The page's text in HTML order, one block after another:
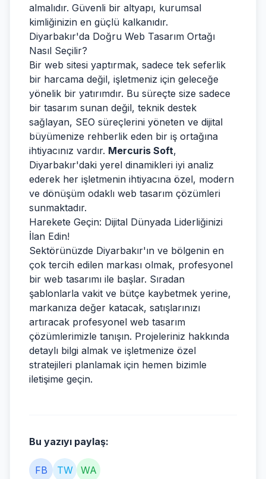
almalıdır. Güvenli bir altyapı, kurumsal
kimliğinizin en güçlü kalkanıdır.
Diyarbakır'da Doğru Web Tasarım Ortağı
Nasıl Seçilir?
Bir web sitesi yaptırmak, sadece tek seferlik
bir harcama değil, işletmeniz için geleceğe
yönelik bir yatırımdır. Bu süreçte size sadece
bir tasarım sunan değil, teknik destek
sağlayan, SEO süreçlerini yöneten ve dijital
büyümenize rehberlik eden bir iş ortağına
ihtiyacınız vardır. Mercuris Soft,
Diyarbakır'daki yerel dinamikleri iyi analiz
ederek her işletmenin ihtiyacına özel, modern
ve dönüşüm odaklı web tasarım çözümleri
sunmaktadır.
Harekete Geçin: Dijital Dünyada Liderliğinizi
İlan Edin!
Sektörünüzde Diyarbakır'ın ve bölgenin en
çok tercih edilen markası olmak, profesyonel
bir web tasarımı ile başlar. Sıradan
şablonlarla vakit ve bütçe kaybetmek yerine,
markanıza değer katacak, satışlarınızı
artıracak profesyonel web tasarım
çözümlerimizle tanışın. Projeleriniz hakkında
detaylı bilgi almak ve işletmenize özel
stratejileri planlamak için hemen bizimle
iletişime geçin.
Bu yazıyı paylaş:
FB TW WA